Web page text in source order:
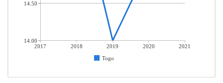
2017 2018 2019 2020
2021
Togo
14.50
14.00